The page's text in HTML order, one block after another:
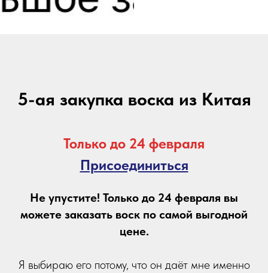
5-ая закупка воска из Китая
Только до 24 февраля
Присоединиться
Не упустите! Только до 24 февраля вы
можете заказать воск по самой выгодной
цене.
Я выбираю его потому, что он даёт мне именно